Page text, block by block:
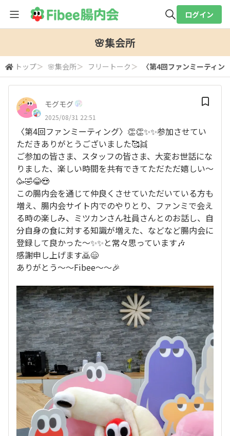
検索
ログイン
🌸集会所
トップ＞ 🌸集会所＞ フリートーク ＞ 〈第4回ファンミーティン
モグモグ
2025/08/31 22:51
〈第4回ファンミーティング〉👏👏✨✨参加させてい
ただきありがとうございました🥰👯
ご参加の皆さま、スタッフの皆さま、大変お世話にな
りました、楽しい時間を共有できてただただ嬉しい〜
🥳🤣😂😍
この腸内会を通じて仲良くさせていただいている方も
増え、腸内会サイト内でのやりとり、ファンミで会え
る時の楽しみ、ミツカンさん社員さんとのお話し、自
分自身の食に対する知識が増えた、などなど腸内会に
登録して良かった〜✨✨と常々思っています🎶
感謝申し上げます🙇😄
ありがとう〜〜Fibee〜〜🎉